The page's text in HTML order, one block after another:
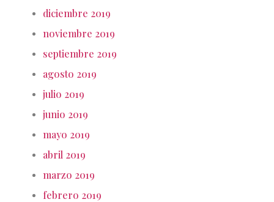
diciembre 2019
noviembre 2019
septiembre 2019
agosto 2019
julio 2019
junio 2019
mayo 2019
abril 2019
marzo 2019
febrero 2019